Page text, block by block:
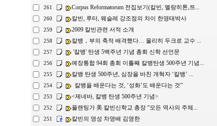
261 Corpus Reformatorum 전집보기(칼빈, 멜랑히톤,쯔...
260 칼빈, 루터, 웨슬레 강조점의 차이 한영태박사
259 2009 칼빈관련 서적 소개
258 칼뱅，부의 축적 배격했다… 울리히 두크로 교수 ...
257 '칼뱅' 탄생 5백주년 기념 총회 신학 선언문
256 예장통합 94회 총회 이틀째 칼뱅탄생 500주년 기념...
255 칼뱅 탄생 500주년, 심장을 바친 개혁자 ‘칼뱅’ ...
254 칼뱅을 배운다는 것, ‘성화’도 배운다는 것”
253 <제네바, 칼뱅 탄생 500주년 기념>
252 플랜팅가 美 칼빈신학교 총장 “모든 역사의 주체...
251 칼빈의 영성 차영배 김영한